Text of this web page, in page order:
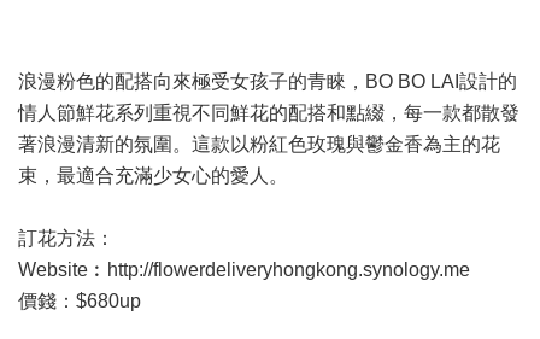
浪漫粉色的配搭向來極受女孩子的青睞，BO BO LAI設計的
情人節鮮花系列重視不同鮮花的配搭和點綴，每一款都散發
著浪漫清新的氛圍。這款以粉紅色玫瑰與鬱金香為主的花
束，最適合充滿少女心的愛人。
訂花方法：
Website︰ http://flowerdeliveryhongkong.synology.me
價錢：$680up